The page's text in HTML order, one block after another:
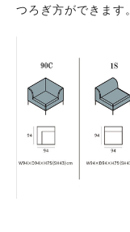
つろぎ方ができます。